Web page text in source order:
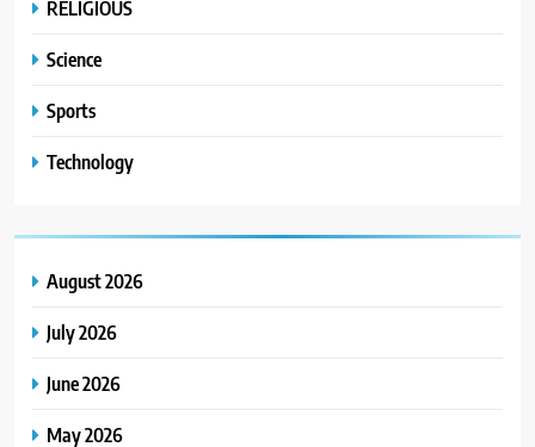
RELIGIOUS
Science
Sports
Technology
August 2026
July 2026
June 2026
May 2026